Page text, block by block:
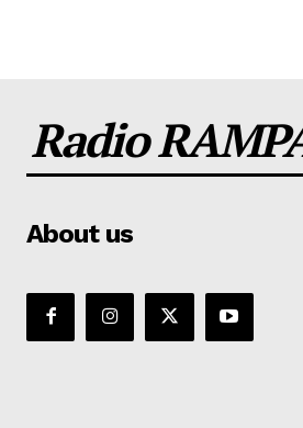
Radio
About us